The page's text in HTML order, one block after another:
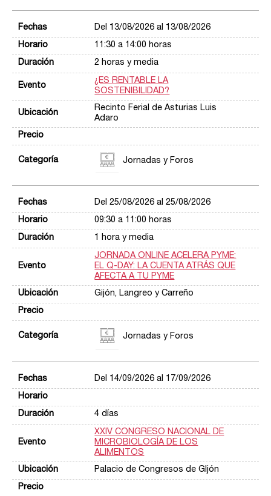
Del 13/08/2026 al 13/08/2026
11:30 a 14:00 horas
2 horas y media
¿ES RENTABLE LA
SOSTENIBILIDAD?
Recinto Ferial de Asturias Luis
Adaro
Jornadas y Foros
Del 25/08/2026 al 25/08/2026
09:30 a 11:00 horas
1 hora y media
JORNADA ONLINE ACELERA PYME:
EL Q-DAY: LA CUENTA ATRÁS QUE
AFECTA A TU PYME
Gijón, Langreo y Carreño
Jornadas y Foros
Del 14/09/2026 al 17/09/2026
4 días
XXIV CONGRESO NACIONAL DE
MICROBIOLOGÍA DE LOS
ALIMENTOS
Palacio de Congresos de GIjón